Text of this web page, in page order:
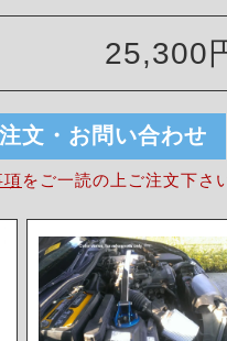
25,300
文・お問い合わせ
項を ご一読の上ご注文下さ